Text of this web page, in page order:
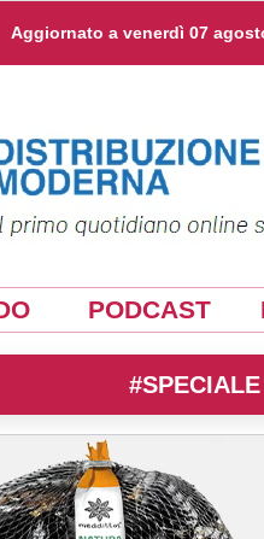
Aggiornato a venerdì 07
PODCAST